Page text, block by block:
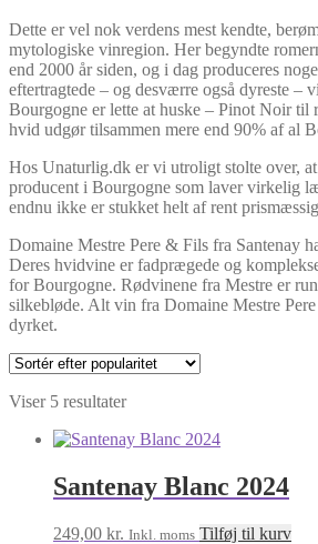
Dette er vel nok verdens mest kendte,
mytologiske vinregion. Her begyndte
end 2000 år siden, og i dag produceres
eftertragtede – og desværre også dyreste –
Bourgogne er lette at huske – Pinot Noir til
hvid udgør tilsammen mere end 90% af al
Hos Unaturlig.dk er vi utroligt stolte over,
producent i Bourgogne som laver virkelig
endnu ikke er stukket helt af rent
Domaine Mestre Pere & Fils fra Santenay
Deres hvidvine er fadprægede og
for Bourgogne. Rødvinene fra Mestre er
silkebløde. Alt vin fra Domaine Mestre
dyrket.
Viser 5 resultaterSorteret
popularitet
Santenay Blanc 2024
249,00 kr. Inkl. moms Tilføj til kurv